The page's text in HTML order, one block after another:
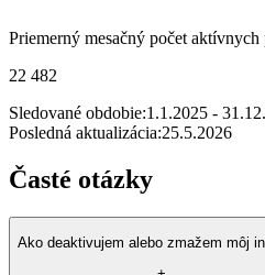
Priemerný mesačný počet
22 482
Sledované obdobie:1.1.2025 -
Posledná aktualizácia:25.5.2026
Časté otázky
Ako deaktivujem alebo zmažem môj